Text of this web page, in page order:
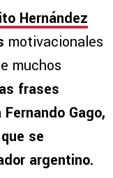
Hernández
motivacionales
muchos
frases
Gago,
se
argentino.